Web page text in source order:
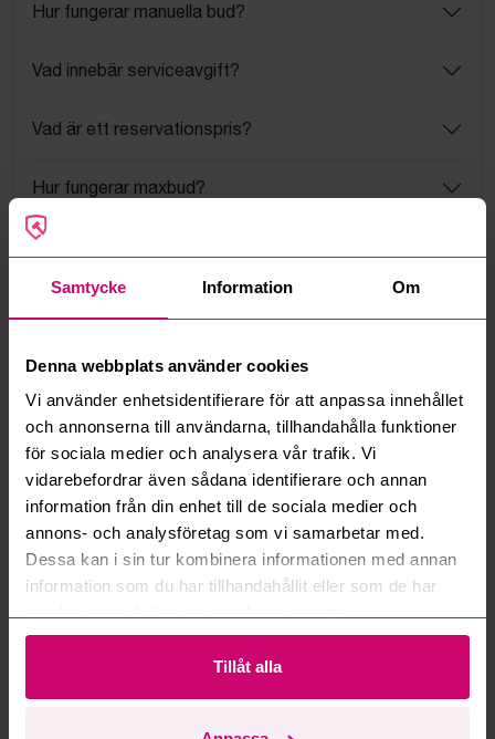
Samtycke Information Om
Denna webbplats använder cookies
Vi använder enhetsidentifierare för att anpassa innehållet
och annonserna till användarna, tillhandahålla funktioner
för sociala medier och analysera vår trafik. Vi
vidarebefordrar även sådana identifierare och annan
information från din enhet till de sociala medier och
annons- och analysföretag som vi samarbetar med.
Dessa kan i sin tur kombinera informationen med annan
information som du har tillhandahållit eller som de har
Tillåt alla
Hur fungerar manuella bud?
Vad innebär serviceavgift?
Vad är ett reservationspris?
Hur fungerar maxbud?
Hur fungerar budmotorn?
Kan ni frakta mina vunna objekt?
Läs fler frågor och svar
Mer från samma kategori